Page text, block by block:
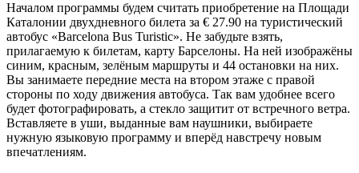
Началом программы будем считать приобретение на Площади
Каталонии двухдневного билета за € 27.90 на туристический
автобус «Barcelona Bus Turistic». Не забудьте взять,
прилагаемую к билетам, карту Барселоны. На ней изображёны
синим, красным, зелёным маршруты и 44 остановки на них.
Вы занимаете передние места на втором этаже с правой
стороны по ходу движения автобуса. Так вам удобнее всего
будет фотографировать, а стекло защитит от встречного ветра.
Вставляете в уши, выданные вам наушники, выбираете
нужную языковую программу и вперёд навстречу новым
впечатлениям.